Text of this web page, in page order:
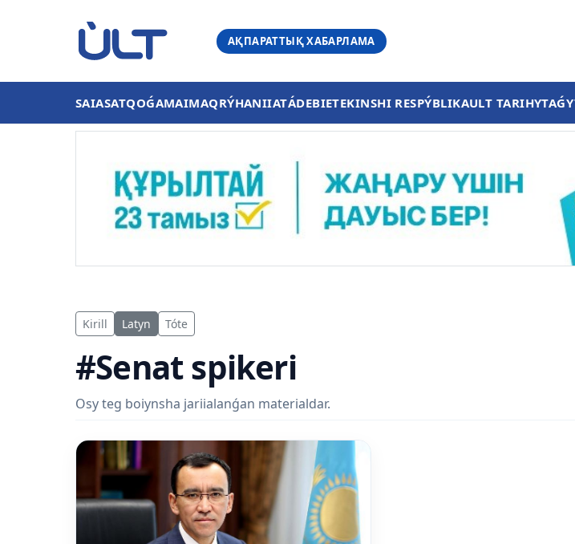
АҚПАРАТТЫҚ ХАБАРЛАМА
SAIASATQOǴAMAIMAQRÝHANIIATÁDEBIETEKINSHI RESPÝBLIKAULT TARIHYTAǴY
Kirill Latyn Tóte
#Senat spikeri
Osy teg boiynsha jariialanǵan materialdar.